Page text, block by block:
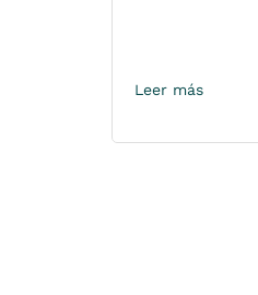
Leer más